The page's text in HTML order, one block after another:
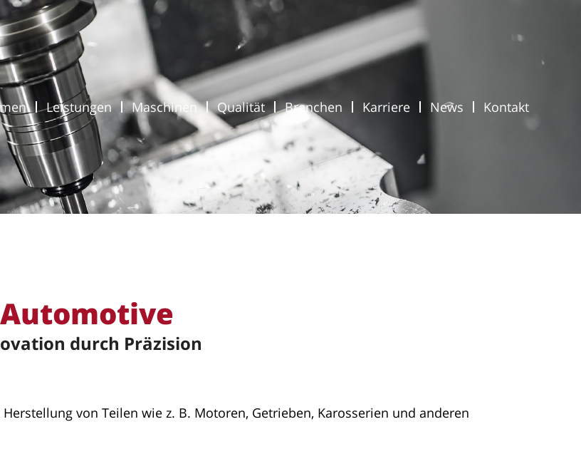
Leistungen Maschinen Qualität Branchen Karriere News Kontakt
Automotive
durch Präzision
von Teilen wie z. B. Motoren, Getrieben, Karosserien und anderen